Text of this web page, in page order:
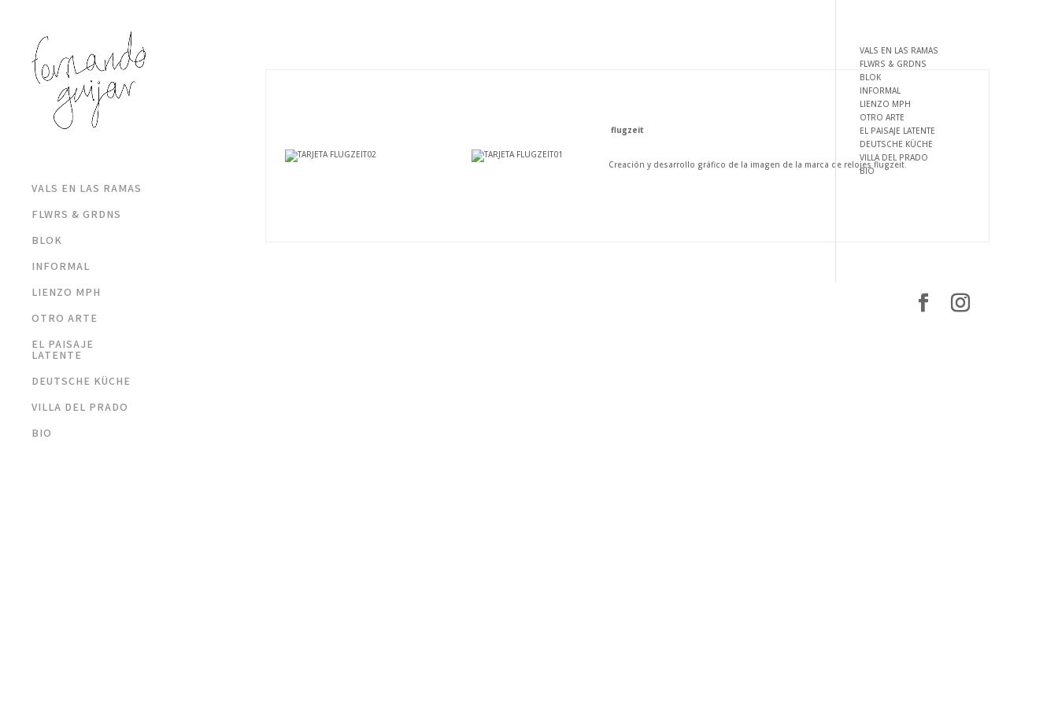
VALS EN LAS RAMAS
FLWRS & GRDNS
BLOK
INFORMAL
LIENZO MPH
OTRO ARTE
EL PAISAJE
LATENTE
DEUTSCHE KÜCHE
VILLA DEL PRADO
BIO
flugzeit
Creación y desarrollo gráfico de la imagen de la marca de relojes flugzeit.
VALS EN LAS RAMAS
FLWRS & GRDNS
BLOK
INFORMAL
LIENZO MPH
OTRO ARTE
EL PAISAJE LATENTE
DEUTSCHE KÜCHE
VILLA DEL PRADO
BIO